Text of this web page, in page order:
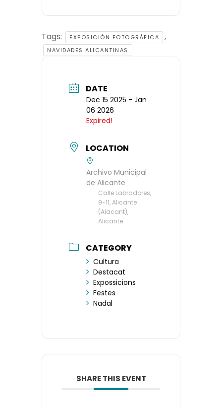
Tags: EXPOSICIÓN FOTOGRÁFICA ,
NAVIDADES ALICANTINAS
DATE
Dec 15 2025 - Jan
06 2026
Expired!
LOCATION
Archivo Municipal
de Alicante
Calle Labradores,
9-11, Alicante
(Alacant),
Alicante
CATEGORY
Cultura
Destacat
Expossicions
Festes
Nadal
SHARE THIS EVENT